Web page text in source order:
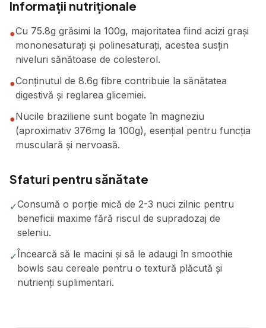
Informații nutriționale
●Cu 75.8g grăsimi la 100g, majoritatea fiind acizi grași
mononesaturați și polinesaturați, acestea susțin
niveluri sănătoase de colesterol.
●Conținutul de 8.6g fibre contribuie la sănătatea
digestivă și reglarea glicemiei.
●Nucile braziliene sunt bogate în magneziu
(aproximativ 376mg la 100g), esențial pentru funcția
musculară și nervoasă.
Sfaturi pentru sănătate
✓Consumă o porție mică de 2-3 nuci zilnic pentru
beneficii maxime fără riscul de supradozaj de
seleniu.
✓Încearcă să le macini și să le adaugi în smoothie
bowls sau cereale pentru o textură plăcută și
nutrienți suplimentari.